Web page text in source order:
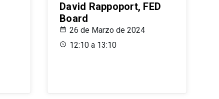
David Rappoport, FED
Board
26 de Marzo de 2024
12:10 a 13:10